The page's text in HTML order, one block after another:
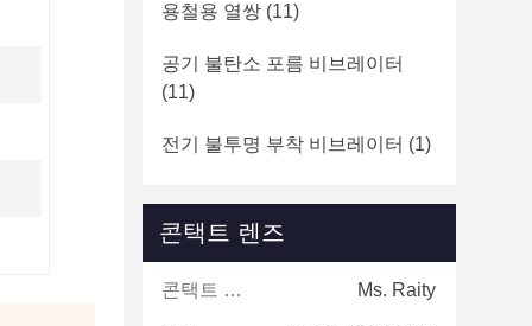
용철용 열쌍 (11)
공기 불탄소 포름 비브레이터
(11)
전기 불투명 부착 비브레이터 (1)
콘택트 렌즈
콘택트 렌즈: Ms. Raity